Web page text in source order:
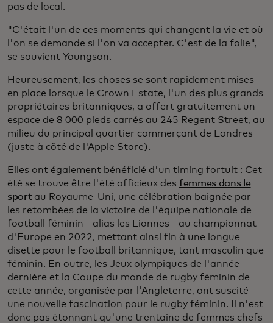
pas de local.
"C'était l'un de ces moments qui changent la vie et où
l'on se demande si l'on va accepter. C'est de la folie",
se souvient Youngson.
Heureusement, les choses se sont rapidement mises
en place lorsque le Crown Estate, l'un des plus grands
propriétaires britanniques, a offert gratuitement un
espace de 8 000 pieds carrés au 245 Regent Street, au
milieu du principal quartier commerçant de Londres
(juste à côté de l'Apple Store).
Elles ont également bénéficié d'un timing fortuit : Cet
été se trouve être l'été officieux des femmes dans le
sportau Royaume-Uni, une célébration baignée par
les retombées de la victoire de l'équipe nationale de
football féminin - alias les Lionnes - au championnat
d'Europe en 2022, mettant ainsi fin à une longue
disette pour le football britannique, tant masculin que
féminin. En outre, les Jeux olympiques de l'année
dernière et la Coupe du monde de rugby féminin de
cette année, organisée par l'Angleterre, ont suscité
une nouvelle fascination pour le rugby féminin. Il n'est
donc pas étonnant qu'une trentaine de femmes chefs